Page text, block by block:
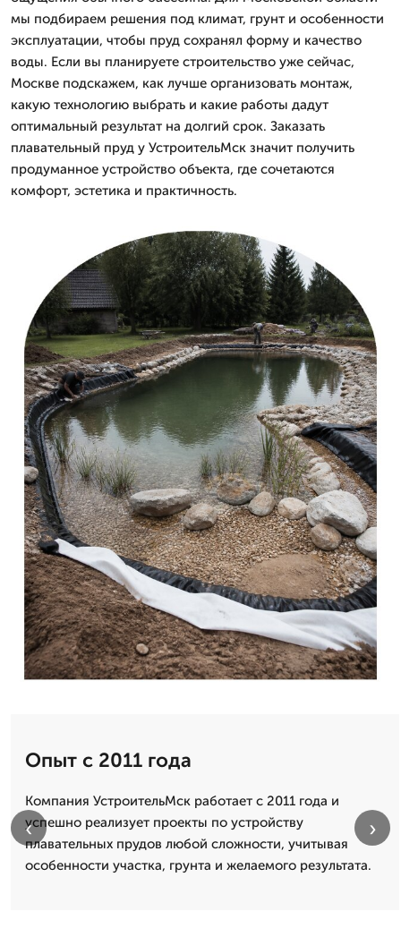
мы подбираем решения под климат, грунт и особенности
эксплуатации, чтобы пруд сохранял форму и качество
воды. Если вы планируете строительство уже сейчас,
Москве подскажем, как лучше организовать монтаж,
какую технологию выбрать и какие работы дадут
оптимальный результат на долгий срок. Заказать
плавательный пруд у УстроительМск значит получить
продуманное устройство объекта, где сочетаются
комфорт, эстетика и практичность.
Опыт с 2011 года
Компания УстроительМск работает с 2011 года и
успешно реализует проекты по устройству
плавательных прудов любой сложности, учитывая
особенности участка, грунта и желаемого результата.
‹ ›